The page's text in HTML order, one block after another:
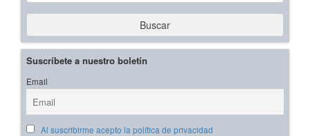
Buscar
Suscríbete a nuestro boletín
Email
Al suscribirme acepto la política de privacidad